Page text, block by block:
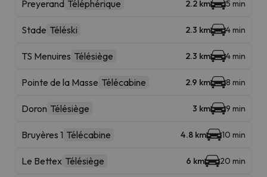
Preyerand Téléphérique 2.2 km 5 min
Stade Téléski 2.3 km 4 min
TS Menuires Télésiège 2.3 km 4 min
Pointe de la Masse Télécabine 2.9 km 8 min
Doron Télésiège 3 km 9 min
Bruyères 1 Télécabine 4.8 km 10 min
Le Bettex Télésiège 6 km 20 min